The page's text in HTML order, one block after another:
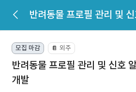
모집 마감 📔 외주
반려동물 프로필 관리 및 신호
개발